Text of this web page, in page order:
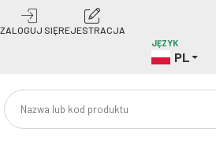
ZALOGUJ SIĘREJESTRACJA
JĘZYK
PL